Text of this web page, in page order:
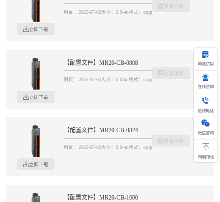
时间：2025-07-02大小：0.04m格式：cspp
查看详情
立即下载
【配置文件】MR20-CB-0808
时间：2025-07-02大小：0.03m格式：cspp
查看详情
立即下载
【配置文件】MR20-CB-0824
时间：2025-07-02大小：0.04m格式：cspp
查看详情
立即下载
【配置文件】MR20-CB-1600
申请试用
在线咨询
热线电话
热
线
话
400-
微信咨询
回到顶部